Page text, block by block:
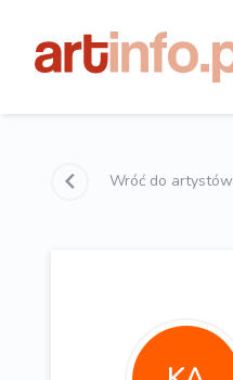
Wróć do artystów